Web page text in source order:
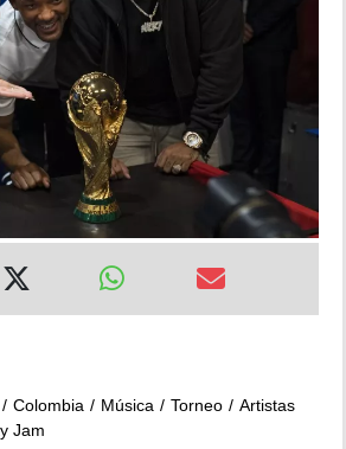
Colombia Música Torneo
Artistas
Jam